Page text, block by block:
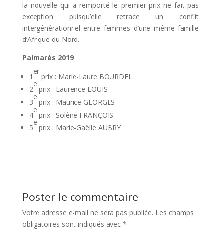
la nouvelle qui a remporté le premier prix ne fait pas
exception puisqu’elle retrace un conflit
intergénérationnel entre femmes d’une même famille
d’Afrique du Nord.
Palmarès 2019
1
er
prix : Marie-Laure BOURDEL
2
e
prix : Laurence LOUIS
3
e
prix : Maurice GEORGES
4
e
prix : Solène FRANÇOIS
5
e
prix : Marie-Gaëlle AUBRY
Poster le commentaire
Votre adresse e-mail ne sera pas publiée. Les champs
obligatoires sont indiqués avec *